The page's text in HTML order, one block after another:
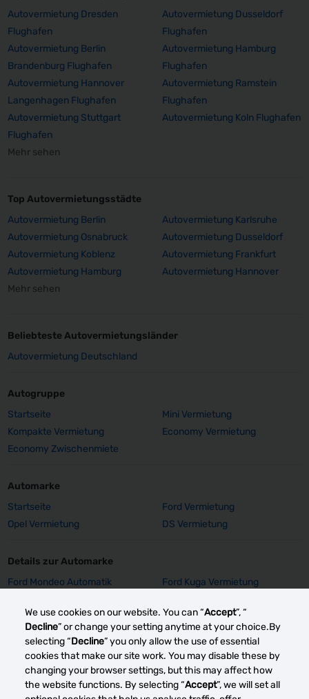
We use cookies on our website. You can “Accept”, “
Decline” or change your setting anytime at your choice.By
selecting “Decline” you only allow the use of essential
cookies that make our site work. You may disable these by
changing your browser settings, but this may affect how
the website functions. By selecting “Accept”, we will set all
Autovermietung Dresden
Flughafen
Autovermietung Dusseldorf
Flughafen
Autovermietung Berlin
Brandenburg Flughafen
Autovermietung Hamburg
Flughafen
Autovermietung Hannover
Langenhagen Flughafen
Autovermietung Ramstein
Flughafen
Autovermietung Stuttgart
Flughafen
Autovermietung Koln Flughafen
Mehr sehen
Top Autovermietungsstädte
Autovermietung Berlin
Autovermietung Karlsruhe
Autovermietung Osnabruck
Autovermietung Dusseldorf
Autovermietung Koblenz
Autovermietung Frankfurt
Autovermietung Hamburg
Autovermietung Hannover
Mehr sehen
Beliebteste Autovermietungsländer
Autovermietung Deutschland
Autogruppe
Startseite
Mini Vermietung
Kompakte Vermietung
Economy Vermietung
Economy Zwischenmiete
Automarke
Startseite
Ford Vermietung
Opel Vermietung
DS Vermietung
Details zur Automarke
Ford Mondeo Automatik
Ford Kuga Vermietung
Ford Focus SW Vermietung
Ford Focus GPS Vermietung
Ford Focus Aut. Vermietung
Ford Fiesta Vermietung
Opel Insignia Vermietung
Opel Corsa E Vermietung
Mehr sehen